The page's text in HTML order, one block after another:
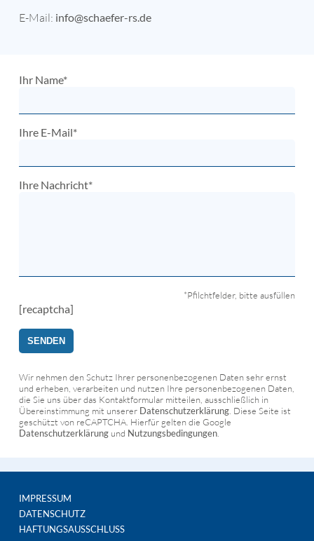
E-Mail: info@schaefer-rs.de
Ihr Name*
Ihre E-Mail*
Ihre Nachricht*
*Pfilchtfelder, bitte ausfüllen
[recaptcha]
Wir nehmen den Schutz Ihrer personenbezogenen Daten sehr ernst
und erheben, verarbeiten und nutzen Ihre personenbezogenen Daten,
die Sie uns über das Kontaktformular mitteilen, ausschließlich in
Übereinstimmung mit unserer Datenschutzerklärung. Diese Seite ist
geschützt von reCAPTCHA. Hierfür gelten die Google
Datenschutzerklärungund Nutzungsbedingungen.
IMPRESSUM
DATENSCHUTZ
HAFTUNGSAUSSCHLUSS